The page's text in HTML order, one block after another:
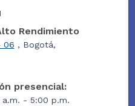
Rendimiento
06 , Bogotá,
presencial:
a.m. - 5:00 p.m.